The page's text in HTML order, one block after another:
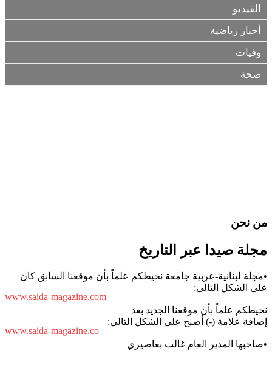
الفيديو
أخبار رياضية
وفيات
صحة
من نحن
مجلة صيدا عبر التاريخ
•مجلة لبنانية-عربية جامعة نحيطكم علماً بأن موقعنا السابق كان
على الشكل التالي:
www.saida-magazine.com
نحيطكم علماً بأن موقعنا الجديد بعد
إضافة علامة (-) أصبح على الشكل التالي:
www.saida-magazine.co
•صاحبها المدير العام غالب بعاصيري